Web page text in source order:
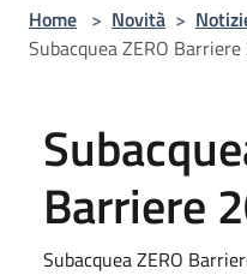
Home > Novità >
Subacquea ZERO
Barriere
Subacquea ZERO